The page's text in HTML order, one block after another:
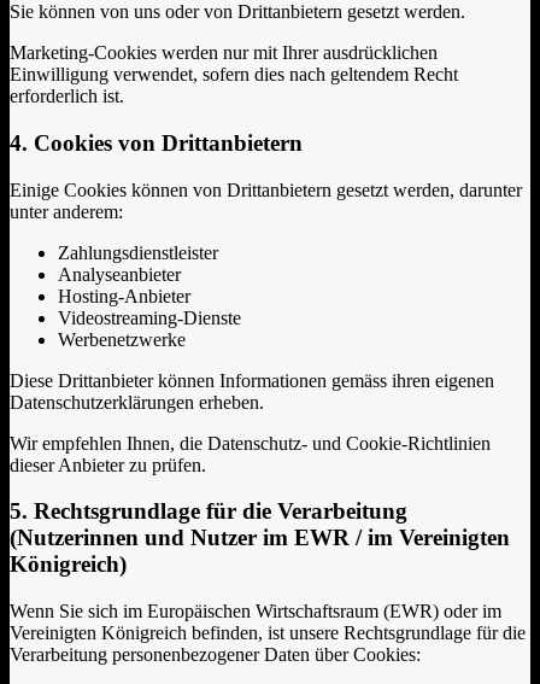
Sie können von uns oder von Drittanbietern gesetzt werden.
Marketing-Cookies werden nur mit Ihrer ausdrücklichen
Einwilligung verwendet, sofern dies nach geltendem Recht
erforderlich ist.
4. Cookies von Drittanbietern
Einige Cookies können von Drittanbietern gesetzt werden, darunter
unter anderem:
Zahlungsdienstleister
Analyseanbieter
Hosting-Anbieter
Videostreaming-Dienste
Werbenetzwerke
Diese Drittanbieter können Informationen gemäss ihren eigenen
Datenschutzerklärungen erheben.
Wir empfehlen Ihnen, die Datenschutz- und Cookie-Richtlinien
dieser Anbieter zu prüfen.
5. Rechtsgrundlage für die Verarbeitung
(Nutzerinnen und Nutzer im EWR / im Vereinigten
Königreich)
Wenn Sie sich im Europäischen Wirtschaftsraum (EWR) oder im
Vereinigten Königreich befinden, ist unsere Rechtsgrundlage für die
Verarbeitung personenbezogener Daten über Cookies: